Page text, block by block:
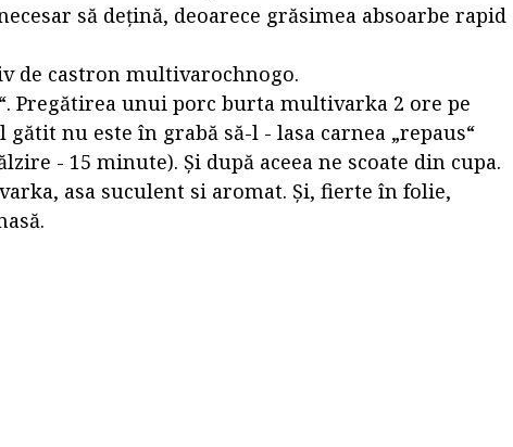
să dețină, deoarece grăsimea absoarbe rapid
de castron multivarochnogo.
Pregătirea unui porc burta multivarka 2 ore pe
nu este în grabă să-l - lasa carnea „repaus“
- 15 minute). Și după aceea ne scoate din cupa.
asa suculent si aromat. Și, fierte în folie,